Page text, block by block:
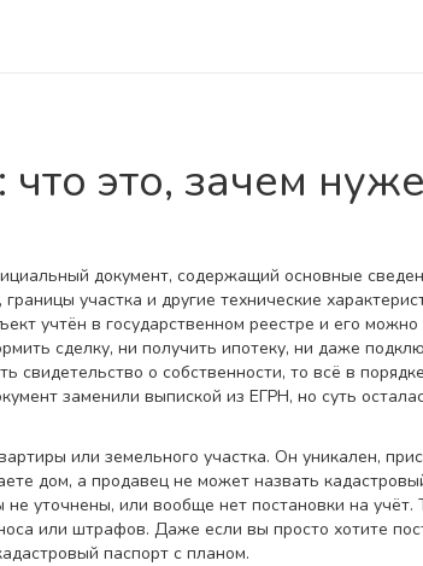
это, зачем
документ, содержащий основные
участка и другие технические
учтён в государственном реестре и его
сделку, ни получить ипотеку, ни даже
свидетельство о собственности, то всё в
заменили выпиской из ЕГРН, но суть
или земельного участка. Он уникален,
дом, а продавец не может назвать
уточнены, или вообще нет постановки на учёт.
или штрафов. Даже если вы просто хотите
паспорт с планом.